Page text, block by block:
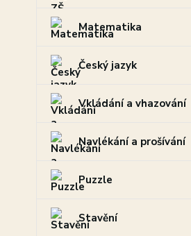
Matematika
Český jazyk
Vkládání a vhazování
Navlékání a prošívání
Puzzle
Stavění